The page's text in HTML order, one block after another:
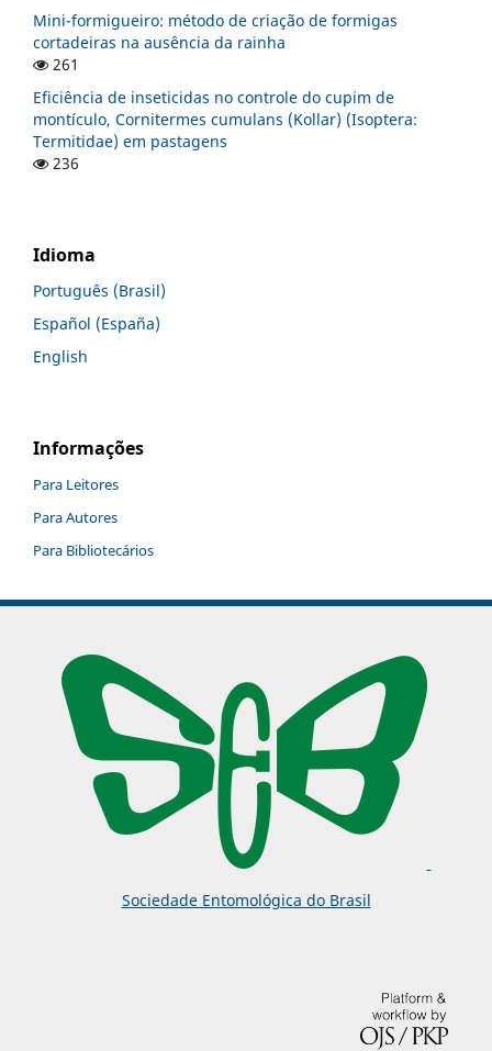
Mini-formigueiro: método de criação de formigas
cortadeiras na ausência da rainha
261
Eficiência de inseticidas no controle do cupim de
montículo, Cornitermes cumulans (Kollar) (Isoptera:
Termitidae) em pastagens
236
Idioma
Português (Brasil)
Español (España)
English
Informações
Para Leitores
Para Autores
Para Bibliotecários
Sociedade Entomológica do Brasil